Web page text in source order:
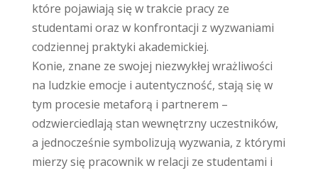
które pojawiają się w trakcie pracy ze
studentami oraz w konfrontacji z wyzwaniami
codziennej praktyki akademickiej.
Konie, znane ze swojej niezwykłej wrażliwości
na ludzkie emocje i autentyczność, stają się w
tym procesie metaforą i partnerem –
odzwierciedlają stan wewnętrzny uczestników,
a jednocześnie symbolizują wyzwania, z którymi
mierzy się pracownik w relacji ze studentami i